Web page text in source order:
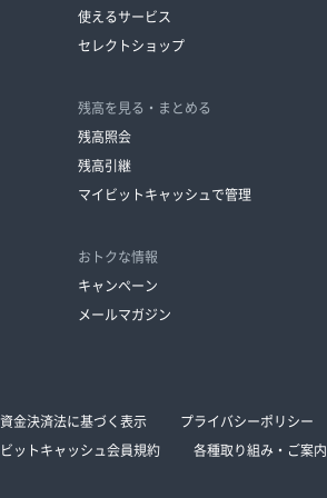
使えるサービス
セレクトショップ
残高を見る・まとめる
残高照会
残高引継
マイビットキャッシュで管理
おトクな情報
キャンペーン
メールマガジン
資金決済法に基づく表示 プライバシーポリシー
ビットキャッシュ会員規約 各種取り組み・ご案内